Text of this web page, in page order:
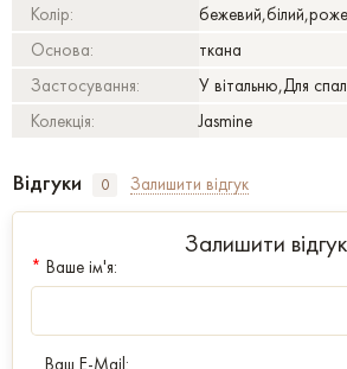
Колір:
Основа:
ткана
Застосування:
У вітальню,Для
Колекція:
Jasmine
Відгуки 0 Залишити відгук
Залишити відгук
* Ваше ім'я:
Ваш E-Mail: